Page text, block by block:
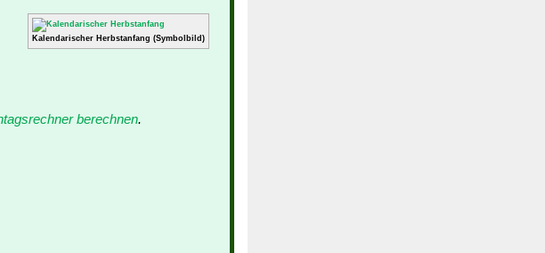
Kalendarischer Herbstanfang (Symbolbild)
berechnen.